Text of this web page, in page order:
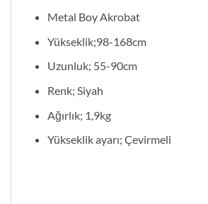
Metal Boy Akrobat
Yükseklik;98-168cm
Uzunluk; 55-90cm
Renk; Siyah
Ağırlık; 1,9kg
Yükseklik ayarı; Çevirmeli